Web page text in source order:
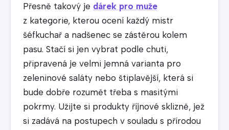
Přesně takový je dárek pro muže
z kategorie, kterou ocení každý mistr
šéfkuchař a nadšenec se zástěrou kolem
pasu. Stačí si jen vybrat podle chuti,
připravená je velmi jemná varianta pro
zeleninové saláty nebo štiplavější, která si
bude dobře rozumět třeba s masitými
pokrmy. Užijte si produkty říjnové sklizně, jež
si zadává na postupech v souladu s přírodou